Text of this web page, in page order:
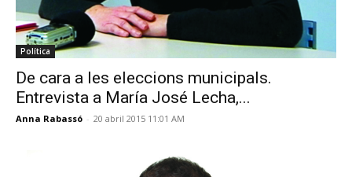
Política
De cara a les eleccions municipals.
Entrevista a María José Lecha,...
Anna Rabassó - 20 abril 2015 11:01 AM